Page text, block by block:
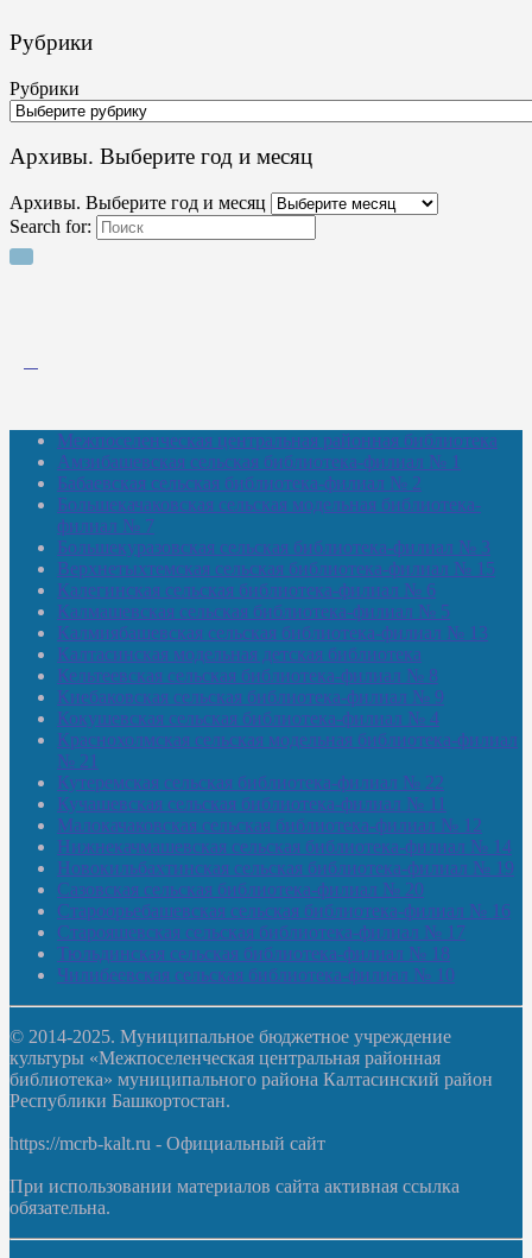
Рубрики
Рубрики
Архивы. Выберите год и месяц
Архивы. Выберите год и месяц
Search for:
Межпоселенческая центральная районная библиотека
Амзибашевская сельская библиотека-филиал № 1
Бабаевская сельская библиотека-филиал № 2
Большекачаковская сельская модельная библиотека-
филиал № 7
Большекуразовская сельская библиотека-филиал № 3
Верхнетыхтемская сельская библиотека-филиал № 15
Калегинская сельская библиотека-филиал № 6
Калмашевская сельская библиотека-филиал № 5
Калмиябашевская сельская библиотека-филиал № 13
Калтасинская модельная детская библиотека
Кельтеевская сельская библиотека-филиал № 8
Киебаковская сельская библиотека-филиал № 9
Кокушевская сельская библиотека-филиал № 4
Краснохолмская сельская модельная библиотека-филиал
№ 21
Кутеремская сельская библиотека-филиал № 22
Кучашевская сельская библиотека-филиал № 11
Малокачаковская сельская библиотека-филиал № 12
Нижнекачмашевская сельская библиотека-филиал № 14
Новокильбахтинская сельская библиотека-филиал № 19
Сазовская сельская библиотека-филиал № 20
Староорьебашевская сельская библиотека-филиал № 16
Старояшевская сельская библиотека-филиал № 17
Тюльдинская сельская библиотека-филиал № 18
Чилибеевская сельская библиотека-филиал № 10
© 2014-2025. Муниципальное бюджетное учреждение
культуры «Межпоселенческая центральная районная
библиотека» муниципального района Калтасинский район
Республики Башкортостан.
https://mcrb-kalt.ru - Официальный сайт
При использовании материалов сайта активная ссылка
обязательна.